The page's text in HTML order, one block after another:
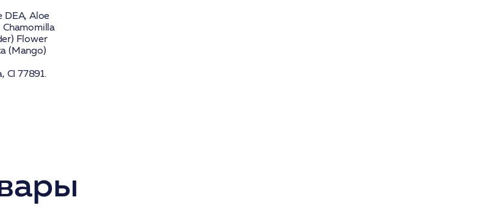
DEA, Aloe
Chamomilla
Flower
(Mango)
CI 77891.